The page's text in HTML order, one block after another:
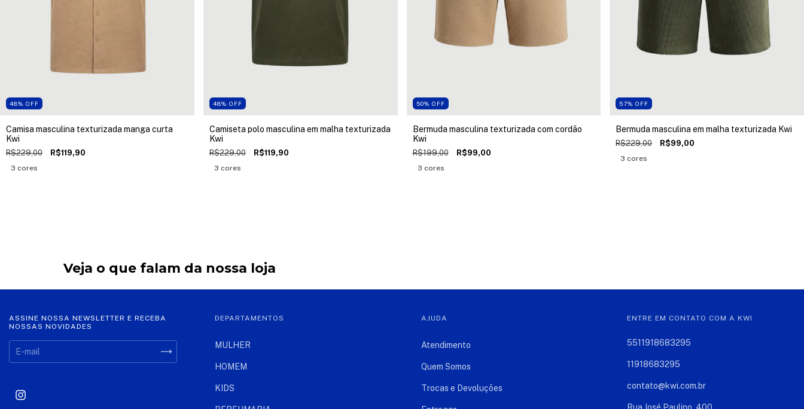
48% OFF
Camisa masculina texturizada manga curta
Kwi
R$229,00 R$119,90
3 cores
48% OFF
Camiseta polo masculina em malha texturizada
Kwi
R$229,00 R$119,90
3 cores
50% OFF
Bermuda masculina texturizada com cordão
Kwi
R$199,00 R$99,00
3 cores
57%OFF
Bermuda masculina em malha texturizada Kwi
R$229,00 R$99,00
3 cores
Veja o que falam da nossa loja
ASSINE NOSSA NEWSLETTER E RECEBA
NOSSAS NOVIDADES
DEPARTAMENTOS
MULHER
HOMEM
KIDS
AJUDA
Atendimento
Quem Somos
Trocas e Devoluções
ENTRE EM CONTATO COM A KWI
5511918683295
11918683295
contato@kwi.com.br